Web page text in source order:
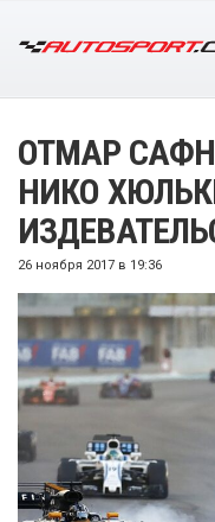
ОТМАР
НИКО
26 ноября 2017 в 19:36